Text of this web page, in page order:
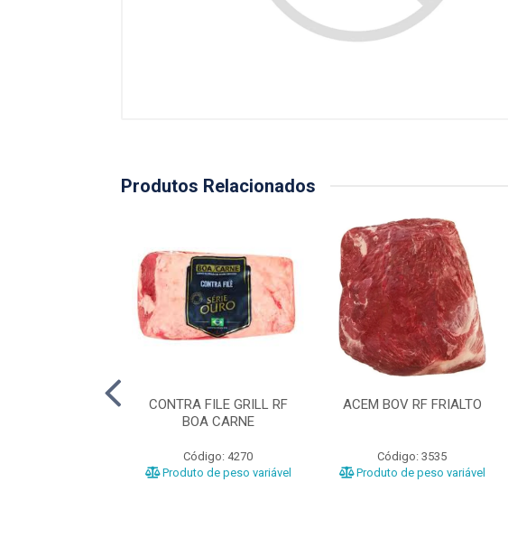
Produtos Relacionados
CONTRA FILE GRILL RF
BOA CARNE
Código: 4270
Produto de peso variável
ACEM BOV RF FRIALTO
Código: 3535
Produto de peso variável